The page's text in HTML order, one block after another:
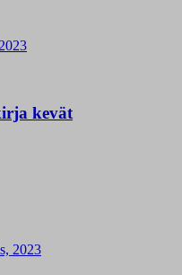
kevät
2023